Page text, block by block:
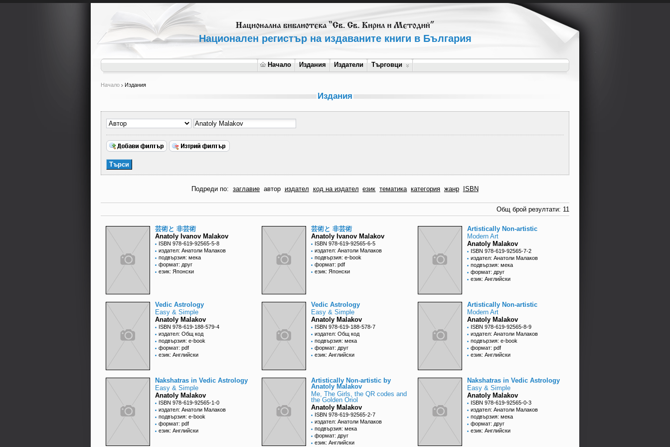
Национален регистър на издаваните книги в България
Начало Издания Издатели Търговци
Начало Издания
Издания
Подреди по: заглавие автор издател код на издател език тематика категория жанр ISBN
Общ брой резултати: 11
芸術と 非芸術
Anatoly Ivanov Malakov
ISBN 978-619-92565-5-8
издател: Анатоли Малаков
подвързия: мека
формат: друг
език: Японски
芸術と 非芸術
Anatoly Ivanov Malakov
ISBN 978-619-92565-6-5
издател: Анатоли Малаков
подвързия: e-book
формат: pdf
език: Японски
Artistically Non-artistic
Modern Art
Anatoly Malakov
ISBN 978-619-92565-7-2
издател: Анатоли Малаков
подвързия: мека
формат: друг
език: Английски
Vedic Astrology
Easy & Simple
Anatoly Malakov
ISBN 978-619-188-579-4
издател: Общ код
подвързия: e-book
формат: pdf
език: Английски
Vedic Astrology
Easy & Simple
Anatoly Malakov
ISBN 978-619-188-578-7
издател: Общ код
подвързия: мека
формат: друг
език: Английски
Artistically Non-artistic
Modern Art
Anatoly Malakov
ISBN 978-619-92565-8-9
издател: Анатоли Малаков
подвързия: e-book
формат: pdf
език: Английски
Nakshatras in Vedic Astrology
Easy & Simple
Anatoly Malakov
ISBN 978-619-92565-1-0
издател: Анатоли Малаков
подвързия: e-book
формат: pdf
език: Английски
Artistically Non-artistic by
Anatoly Malakov
Me, The Girls, the QR codes and
the Golden Oriol
Anatoly Malakov
ISBN 978-619-92565-2-7
издател: Анатоли Малаков
подвързия: мека
формат: друг
език: Английски
Nakshatras in Vedic Astrology
Easy & Simple
Anatoly Malakov
ISBN 978-619-92565-0-3
издател: Анатоли Малаков
подвързия: мека
формат: друг
език: Английски